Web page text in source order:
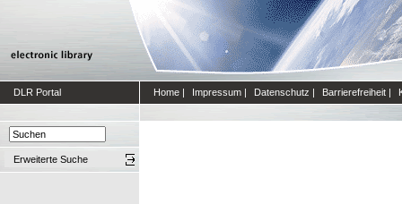
DLR Portal Home | Impressum | Datenschutz | Barrierefreiheit |
Erweiterte Suche